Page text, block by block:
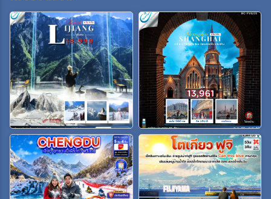
เมือง
สายการบิน
ตั้งแต่วันที่
ถึงวันที่